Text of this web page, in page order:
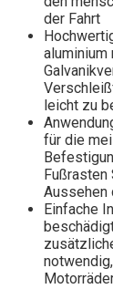
der Fahrt
aluminium
leicht zu
für die
Aussehen
Einfache